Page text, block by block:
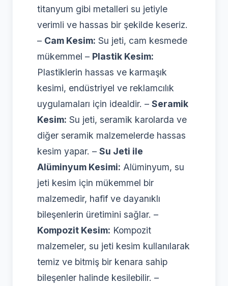
titanyum gibi metalleri su jetiyle
verimli ve hassas bir şekilde keseriz.
– Cam Kesim: Su jeti, cam kesmede
mükemmel – Plastik Kesim:
Plastiklerin hassas ve karmaşık
kesimi, endüstriyel ve reklamcılık
uygulamaları için idealdir. – Seramik
Kesim: Su jeti, seramik karolarda ve
diğer seramik malzemelerde hassas
kesim yapar. – Su Jeti ile
Alüminyum Kesimi: Alüminyum, su
jeti kesim için mükemmel bir
malzemedir, hafif ve dayanıklı
bileşenlerin üretimini sağlar. –
Kompozit Kesim: Kompozit
malzemeler, su jeti kesim kullanılarak
temiz ve bitmiş bir kenara sahip
bileşenler halinde kesilebilir. –